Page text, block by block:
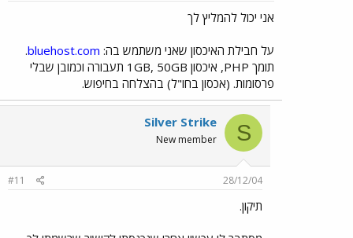
אני יכול להמליץ לך
על חבילת האיכסון שאני משתמש בה: bluehost.com
.
תומך PHP, איכסון 1GB, 50GB תעבורה וכמובן שבלי
פרסומות. (אכסון בחו"ל) בהצלחה בחיפוש.
S
Silver Strike
New member
28/12/04
#11
תיקון.